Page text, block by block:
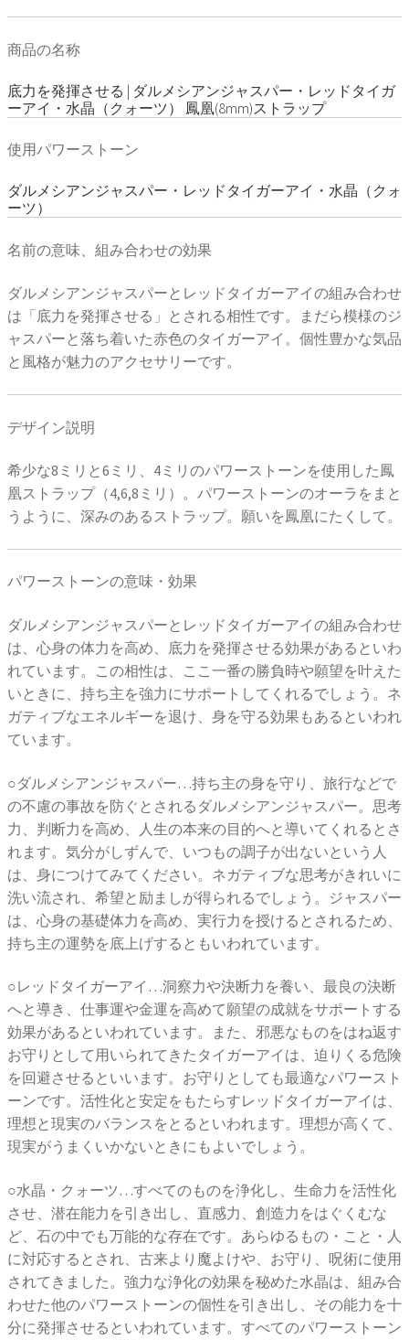
商品の名称
底力を発揮させる | ダルメシアンジャスパー・レッドタイガ
ーアイ・水晶（クォーツ） 鳳凰(8mm)ストラップ
使用パワーストーン
ダルメシアンジャスパー・レッドタイガーアイ・水晶（クォ
ーツ）
名前の意味、組み合わせの効果
ダルメシアンジャスパーとレッドタイガーアイの組み合わせ
は「底力を発揮させる」とされる相性です。まだら模様のジ
ャスパーと落ち着いた赤色のタイガーアイ。個性豊かな気品
と風格が魅力のアクセサリーです。
デザイン説明
希少な8ミリと6ミリ、4ミリのパワーストーンを使用した鳳
凰ストラップ（4,6,8ミリ）。パワーストーンのオーラをまと
うように、深みのあるストラップ。願いを鳳凰にたくして。
パワーストーンの意味・効果
ダルメシアンジャスパーとレッドタイガーアイの組み合わせ
は、心身の体力を高め、底力を発揮させる効果があるといわ
れています。この相性は、ここ一番の勝負時や願望を叶えた
いときに、持ち主を強力にサポートしてくれるでしょう。ネ
ガティブなエネルギーを退け、身を守る効果もあるといわれ
ています。
○ダルメシアンジャスパー…持ち主の身を守り、旅行などで
の不慮の事故を防ぐとされるダルメシアンジャスパー。思考
力、判断力を高め、人生の本来の目的へと導いてくれるとさ
れます。気分がしずんで、いつもの調子が出ないという人
は、身につけてみてください。ネガティブな思考がきれいに
洗い流され、希望と励ましが得られるでしょう。ジャスパー
は、心身の基礎体力を高め、実行力を授けるとされるため、
持ち主の運勢を底上げするともいわれています。
○レッドタイガーアイ…洞察力や決断力を養い、最良の決断
へと導き、仕事運や金運を高めて願望の成就をサポートする
効果があるといわれています。また、邪悪なものをはね返す
お守りとして用いられてきたタイガーアイは、迫りくる危険
を回避させるといいます。お守りとしても最適なパワースト
ーンです。活性化と安定をもたらすレッドタイガーアイは、
理想と現実のバランスをとるといわれます。理想が高くて、
現実がうまくいかないときにもよいでしょう。
○水晶・クォーツ…すべてのものを浄化し、生命力を活性化
させ、潜在能力を引き出し、直感力、創造力をはぐくむな
ど、石の中でも万能的な存在です。あらゆるもの・こと・人
に対応するとされ、古来より魔よけや、お守り、呪術に使用
されてきました。強力な浄化の効果を秘めた水晶は、組み合
わせた他のパワーストーンの個性を引き出し、その能力を十
分に発揮させるといわれています。すべてのパワーストーン